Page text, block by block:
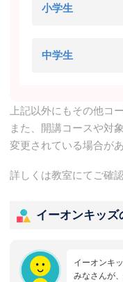
小学生
中学生
上記以外にもその他コ
また、開講コースや対
変更されている場合があ
詳しくは教室にてご確
イーオンキッズ
イーオンキ
みなさんが